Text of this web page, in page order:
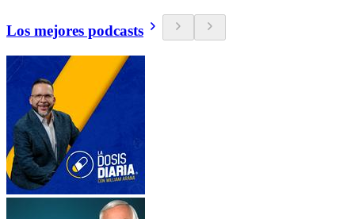
Los mejores podcasts